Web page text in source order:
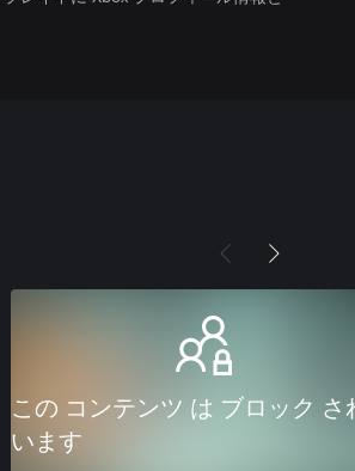
この コンテンツ は ブロック さ
います